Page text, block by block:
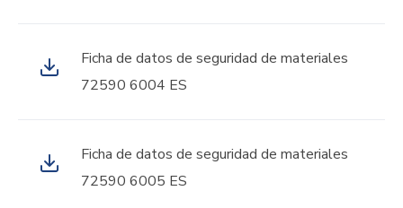
Ficha de datos de seguridad de materiales
72590 6004 ES
Ficha de datos de seguridad de materiales
72590 6005 ES